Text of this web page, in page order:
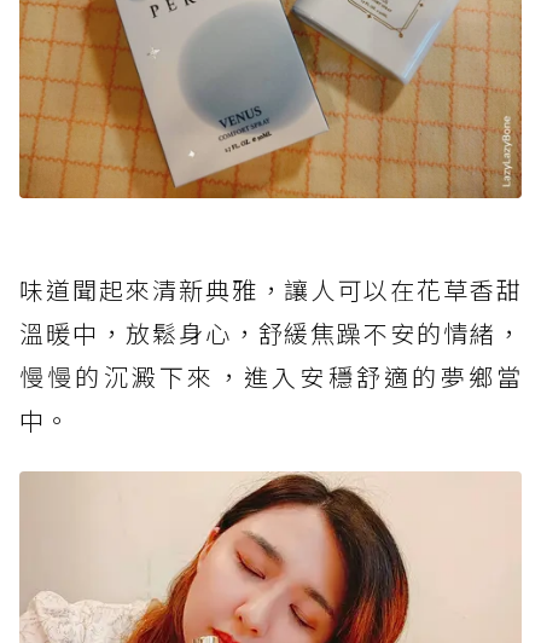
味道聞起來清新典雅，讓人可以在花草香甜
溫暖中，放鬆身心，舒緩焦躁不安的情緒，
慢慢的沉澱下來，進入安穩舒適的夢鄉當
中。